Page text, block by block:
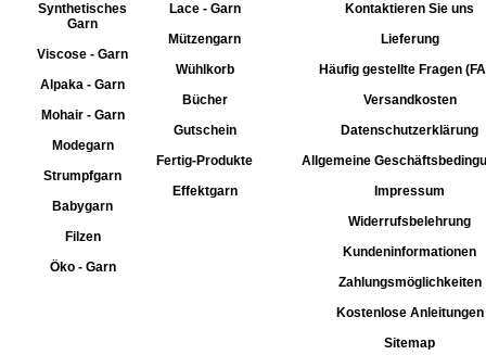
Synthetisches
Garn
Viscose - Garn
Alpaka - Garn
Mohair - Garn
Modegarn
Strumpfgarn
Babygarn
Filzen
Öko - Garn
Lace - Garn
Mützengarn
Wühlkorb
Bücher
Gutschein
Fertig-Produkte
Effektgarn
Kontaktieren Sie uns
Lieferung
Häufig gestellte Fragen
Versandkosten
Datenschutzerklärung
Allgemeine
Impressum
Widerrufsbelehrung
Kundeninformationen
Zahlungsmöglichkeiten
Kostenlose Anleitungen
Sitemap